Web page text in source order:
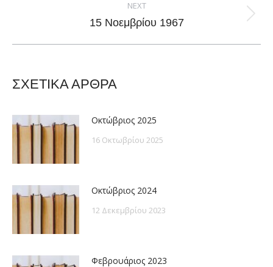
NEXT
Next
15 Νοεμβρίου 1967
ΣΧΕΤΙΚΑ ΑΡΘΡΑ
Οκτώβριος 2025
16 Οκτωβρίου 2025
Οκτώβριος 2024
12 Δεκεμβρίου 2023
Φεβρουάριος 2023